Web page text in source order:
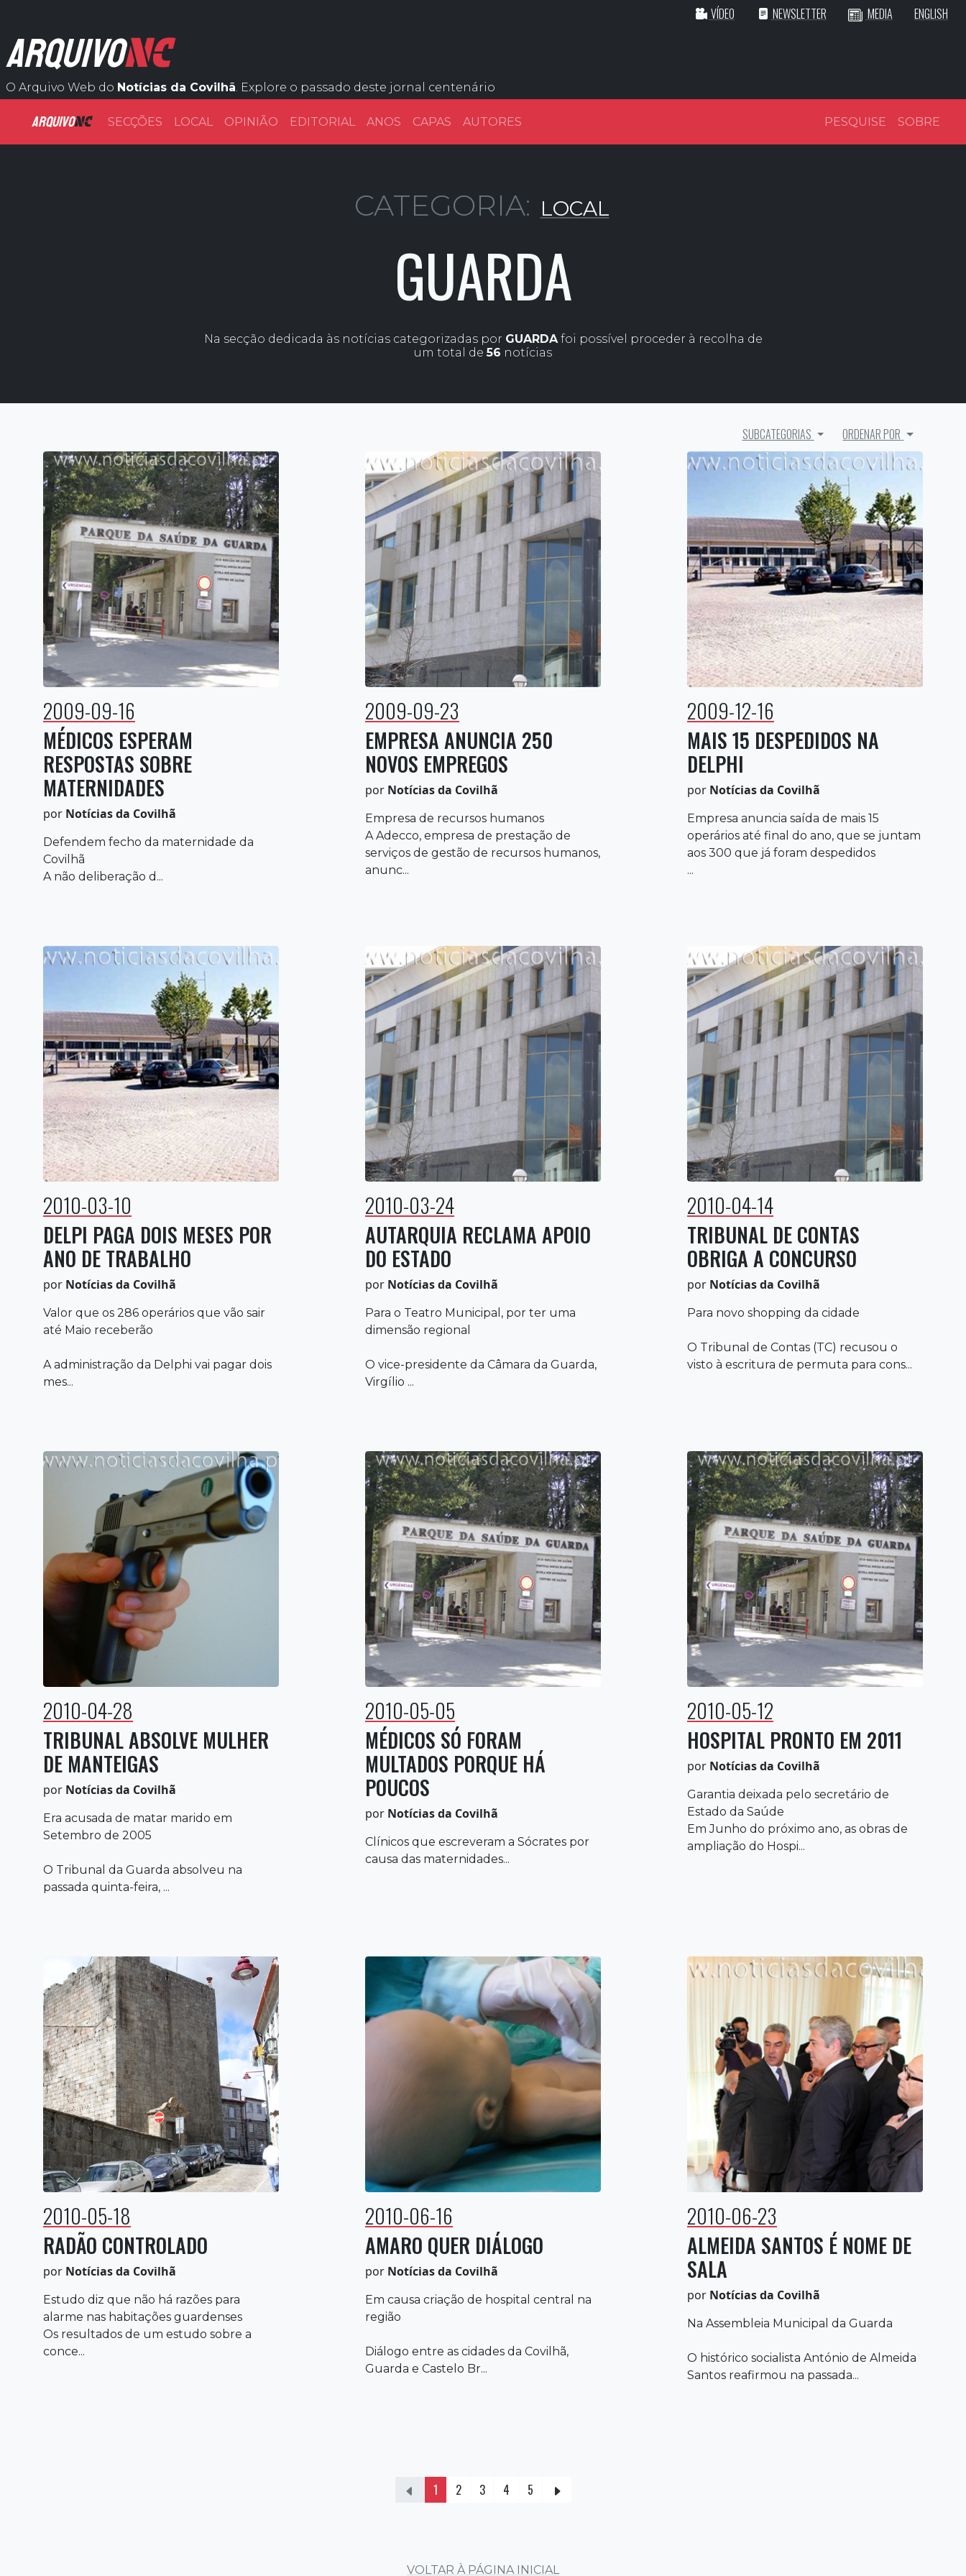
VÍDEO NEWSLETTER MEDIA ENGLISH
ARQUIVONC
O Arquivo Web do Notícias da Covilhã. Explore o passado deste jornal centenário
ARQUIVONC SECÇÕES LOCAL OPINIÃO EDITORIAL ANOS CAPAS AUTORES PESQUISE SOBRE
CATEGORIA: LOCAL
GUARDA
Na secção dedicada às notícias categorizadas por GUARDAfoi possível proceder à recolha de
um total de56 notícias
SUBCATEGORIAS ORDENAR POR
2009-09-16
MÉDICOS ESPERAM
RESPOSTAS SOBRE
MATERNIDADES
por Notícias da Covilhã
Defendem fecho da maternidade da
Covilhã
A não deliberação d...
2009-09-23
EMPRESA ANUNCIA 250
NOVOS EMPREGOS
por Notícias da Covilhã
Empresa de recursos humanos
A Adecco, empresa de prestação de
serviços de gestão de recursos humanos,
anunc...
2009-12-16
MAIS 15 DESPEDIDOS NA
DELPHI
por Notícias da Covilhã
Empresa anuncia saída de mais 15
operários até final do ano, que se juntam
aos 300 que já foram despedidos
...
2010-03-10
DELPI PAGA DOIS MESES POR
ANO DE TRABALHO
por Notícias da Covilhã
Valor que os 286 operários que vão sair
até Maio receberão
A administração da Delphi vai pagar dois
mes...
2010-03-24
AUTARQUIA RECLAMA APOIO
DO ESTADO
por Notícias da Covilhã
Para o Teatro Municipal, por ter uma
dimensão regional
O vice-presidente da Câmara da Guarda,
Virgílio ...
2010-04-14
TRIBUNAL DE CONTAS
OBRIGA A CONCURSO
por Notícias da Covilhã
Para novo shopping da cidade
O Tribunal de Contas (TC) recusou o
visto à escritura de permuta para cons...
2010-04-28
TRIBUNAL ABSOLVE MULHER
DE MANTEIGAS
por Notícias da Covilhã
Era acusada de matar marido em
Setembro de 2005
O Tribunal da Guarda absolveu na
passada quinta-feira, ...
2010-05-05
MÉDICOS SÓ FORAM
MULTADOS PORQUE HÁ
POUCOS
por Notícias da Covilhã
Clínicos que escreveram a Sócrates por
causa das maternidades...
2010-05-12
HOSPITAL PRONTO EM 2011
por Notícias da Covilhã
Garantia deixada pelo secretário de
Estado da Saúde
Em Junho do próximo ano, as obras de
ampliação do Hospi...
2010-05-18
RADÃO CONTROLADO
por Notícias da Covilhã
Estudo diz que não há razões para
alarme nas habitações guardenses
Os resultados de um estudo sobre a
conce...
2010-06-16
AMARO QUER DIÁLOGO
por Notícias da Covilhã
Em causa criação de hospital central na
região
Diálogo entre as cidades da Covilhã,
Guarda e Castelo Br...
2010-06-23
ALMEIDA SANTOS É NOME DE
SALA
por Notícias da Covilhã
Na Assembleia Municipal da Guarda
O histórico socialista António de Almeida
Santos reafirmou na passada...
1 2 3 4 5
VOLTAR À PÁGINA INICIAL